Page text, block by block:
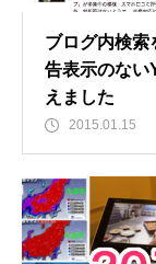
ブログ内検
告表示のない
えました
2015.01.15